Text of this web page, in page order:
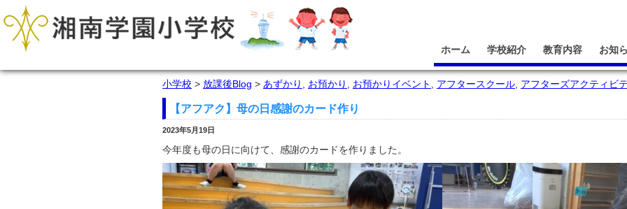
ホーム 学校紹介 教育内容 お知
小学校 > 放課後Blog > あずかり お預かり お預かりイベント アフタースクール アフターズアクティビ
【アフアク】母の日感謝のカード作り
2023年5月19日
今年度も母の日に向けて、感謝のカードを作りました。